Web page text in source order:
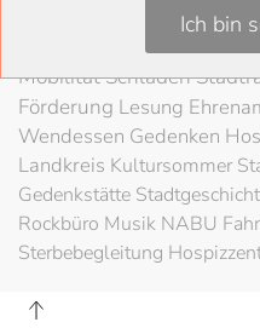
80 Jahre
Schöppenstedt
MobilitätSchladen
Förderung Lesung
Wendessen Gedenken
Landkreis Kultursommer
Gedenkstätte
Rockbüro Musik NABU
Sterbebegleitung
Ich bin